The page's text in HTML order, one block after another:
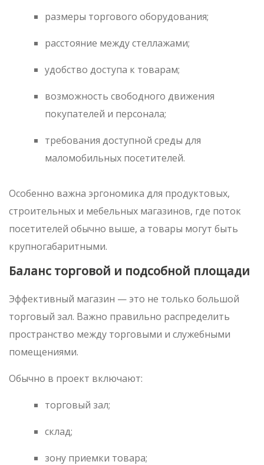
размеры торгового оборудования;
расстояние между стеллажами;
удобство доступа к товарам;
возможность свободного движения
покупателей и персонала;
требования доступной среды для
маломобильных посетителей.
Особенно важна эргономика для продуктовых,
строительных и мебельных магазинов, где поток
посетителей обычно выше, а товары могут быть
крупногабаритными.
Баланс торговой и подсобной площади
Эффективный магазин — это не только большой
торговый зал. Важно правильно распределить
пространство между торговыми и служебными
помещениями.
Обычно в проект включают:
торговый зал;
склад;
зону приемки товара;